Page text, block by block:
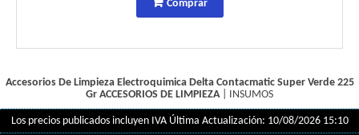
Comprar
Accesorios De Limpieza Electroquimica Delta Contacmatic Super Verde 225
Gr ACCESORIOS DE LIMPIEZA| INSUMOS
Los precios publicados incluyen IVA Última Actualización: 10/08/2026 15:10